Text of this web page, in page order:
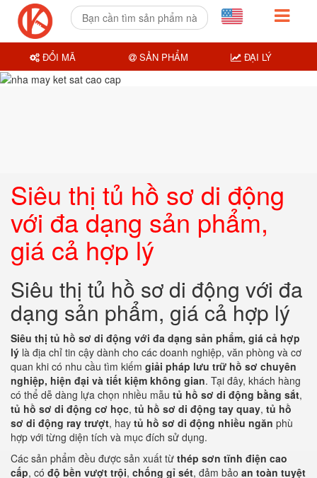
Siêu thị tủ hồ sơ di động
với đa dạng sản phẩm,
giá cả hợp lý
Siêu thị tủ hồ sơ di động với đa
dạng sản phẩm, giá cả hợp lý
Siêu thị tủ hồ sơ di động với đa dạng sản phẩm, giá cả hợp
lý là địa chỉ tin cậy dành cho các doanh nghiệp, văn phòng và cơ
quan khi có nhu cầu tìm kiếm giải pháp lưu trữ hồ sơ chuyên
nghiệp, hiện đại và tiết kiệm không gian. Tại đây, khách hàng
có thể dễ dàng lựa chọn nhiều mẫu tủ hồ sơ di động bằng sắt,
tủ hồ sơ di động cơ học, tủ hồ sơ di động tay quay, tủ hồ
sơ di động ray trượt, hay tủ hồ sơ di động nhiều ngăn phù
hợp với từng diện tích và mục đích sử dụng.
Các sản phẩm đều được sản xuất từ thép sơn tĩnh điện cao
cấp, có độ bền vượt trội, chống gỉ sét, đảm bảo an toàn tuyệt
ĐỔI MÃ SẢN PHẨM ĐẠI LÝ